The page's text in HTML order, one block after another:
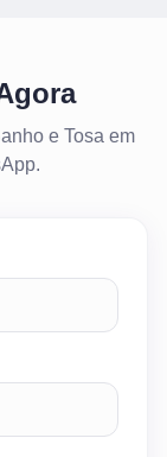
e Tosa em